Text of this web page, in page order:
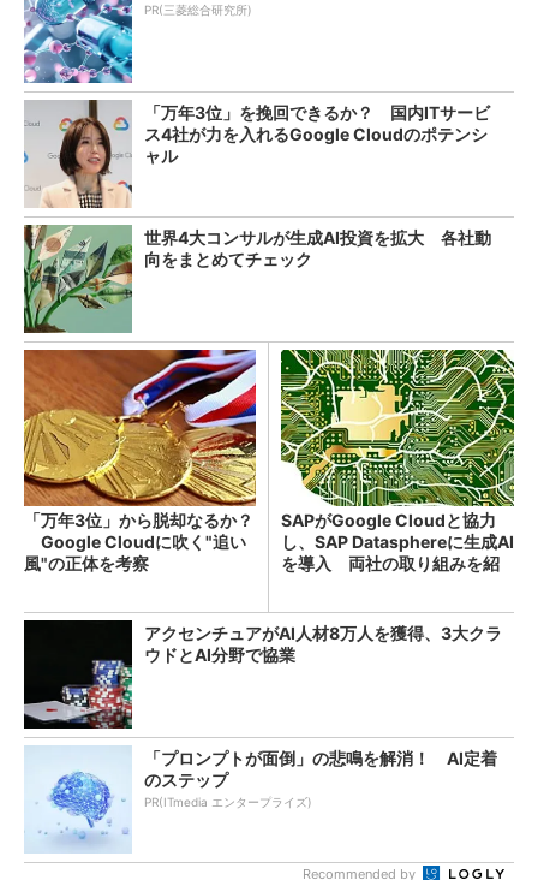
PR(三菱総合研究所)
「万年3位」を挽回できるか？ 国内ITサービ
ス4社が力を入れるGoogle Cloudのポテンシ
ャル
世界4大コンサルが生成AI投資を拡大 各社動
向をまとめてチェック
「万年3位」から脱却なるか？
Google Cloudに吹く"追い
風"の正体を考察
SAPがGoogle Cloudと協力
し、SAP Datasphereに生成AI
を導入 両社の取り組みを紹
アクセンチュアがAI人材8万人を獲得、3大クラ
ウドとAI分野で協業
「プロンプトが面倒」の悲鳴を解消！ AI定着
のステップ
PR(ITmedia エンタープライズ)
Recommended by